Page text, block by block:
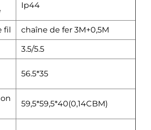
Ip44
fil chaîne de fer 3M+0,5M
3.5/5.5
56.5*35
59,5*59,5*40(0,14CBM)